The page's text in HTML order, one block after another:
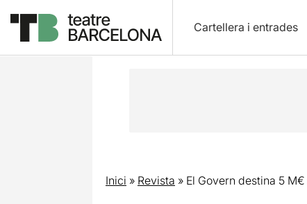
Cartellera i entrades
Inici » Revista » El Govern destina 5